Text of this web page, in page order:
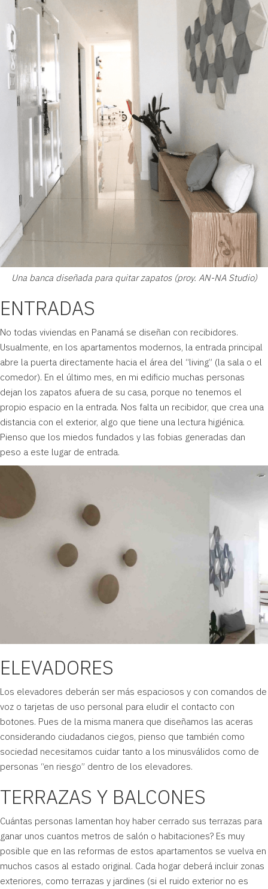
Una banca diseñada para quitar zapatos (proy. AN-NA Studio)
ENTRADAS
No todas viviendas en Panamá se diseñan con recibidores.
Usualmente, en los apartamentos modernos, la entrada principal
abre la puerta directamente hacia el área del “living” (la sala o el
comedor). En el último mes, en mi edificio muchas personas
dejan los zapatos afuera de su casa, porque no tenemos el
propio espacio en la entrada. Nos falta un recibidor, que crea una
distancia con el exterior, algo que tiene una lectura higiénica.
Pienso que los miedos fundados y las fobias generadas dan
peso a este lugar de entrada.
ELEVADORES
Los elevadores deberán ser más espaciosos y con comandos de
voz o tarjetas de uso personal para eludir el contacto con
botones. Pues de la misma manera que diseñamos las aceras
considerando ciudadanos ciegos, pienso que también como
sociedad necesitamos cuidar tanto a los minusválidos como de
personas “en riesgo” dentro de los elevadores.
TERRAZAS Y BALCONES
Cuántas personas lamentan hoy haber cerrado sus terrazas para
ganar unos cuantos metros de salón o habitaciones? Es muy
posible que en las reformas de estos apartamentos se vuelva en
muchos casos al estado original. Cada hogar deberá incluir zonas
exteriores, como terrazas y jardines (si el ruido exterior no es